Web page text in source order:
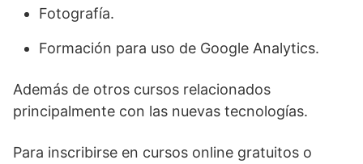
Fotografía.
Formación para uso de Google Analytics.
Además de otros cursos relacionados
principalmente con las nuevas tecnologías.
Para inscribirse en cursos online gratuitos o